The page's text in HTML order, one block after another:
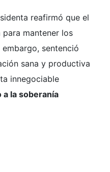
reafirmó que el
mantener los
sentenció
sana y productiva
innegociable
a la soberanía